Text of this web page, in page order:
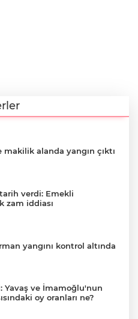
makilik alanda yangın çıktı
tarih verdi: Emekli
zam iddiası
yangını kontrol altında
Yavaş ve İmamoğlu'nun
oy oranları ne?